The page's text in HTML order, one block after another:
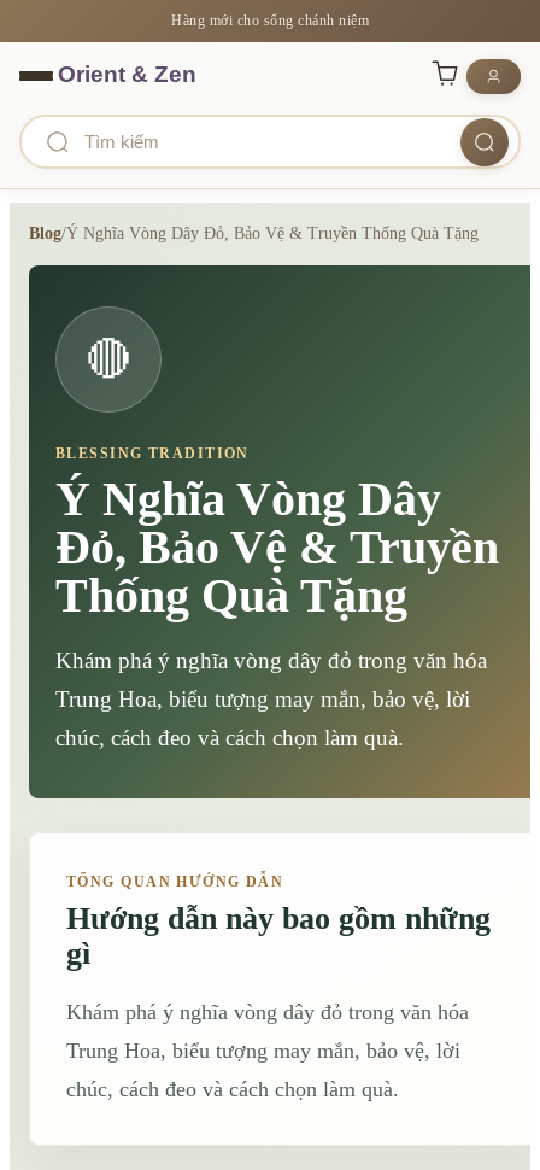
Hàng mới cho sống chánh niệm
Blog/Ý Nghĩa Vòng Dây Đỏ, Bảo Vệ & Truyền Thống Quà Tặng
🔴
BLESSING TRADITION
Ý Nghĩa Vòng Dây
Đỏ, Bảo Vệ & Truyền
Thống Quà Tặng
Khám phá ý nghĩa vòng dây đỏ trong văn hóa
Trung Hoa, biểu tượng may mắn, bảo vệ, lời
chúc, cách đeo và cách chọn làm quà.
TỔNG QUAN HƯỚNG DẪN
Hướng dẫn này bao gồm những
gì
Khám phá ý nghĩa vòng dây đỏ trong văn hóa
Trung Hoa, biểu tượng may mắn, bảo vệ, lời
chúc, cách đeo và cách chọn làm quà.